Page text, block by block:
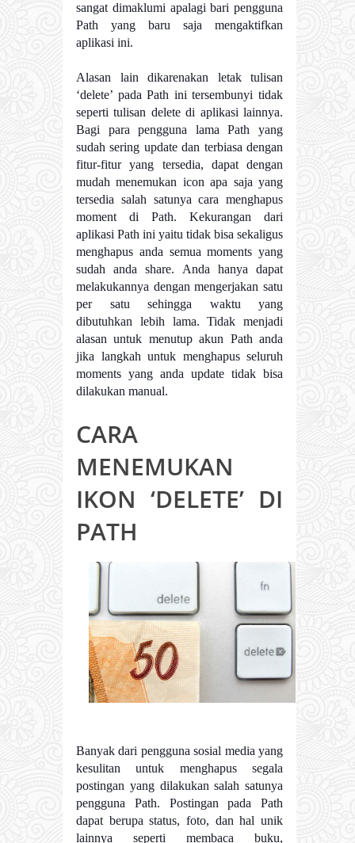
sangat dimaklumi apalagi bari pengguna
Path yang baru saja mengaktifkan
aplikasi ini.
Alasan lain dikarenakan letak tulisan
‘delete’ pada Path ini tersembunyi tidak
seperti tulisan delete di aplikasi lainnya.
Bagi para pengguna lama Path yang
sudah sering update dan terbiasa dengan
fitur-fitur yang tersedia, dapat dengan
mudah menemukan icon apa saja yang
tersedia salah satunya cara menghapus
moment di Path. Kekurangan dari
aplikasi Path ini yaitu tidak bisa sekaligus
menghapus anda semua moments yang
sudah anda share. Anda hanya dapat
melakukannya dengan mengerjakan satu
per satu sehingga waktu yang
dibutuhkan lebih lama. Tidak menjadi
alasan untuk menutup akun Path anda
jika langkah untuk menghapus seluruh
moments yang anda update tidak bisa
dilakukan manual.
CARA
MENEMUKAN
IKON ‘DELETE’ DI
PATH
Banyak dari pengguna sosial media yang
kesulitan untuk menghapus segala
postingan yang dilakukan salah satunya
pengguna Path. Postingan pada Path
dapat berupa status, foto, dan hal unik
lainnya seperti membaca buku,